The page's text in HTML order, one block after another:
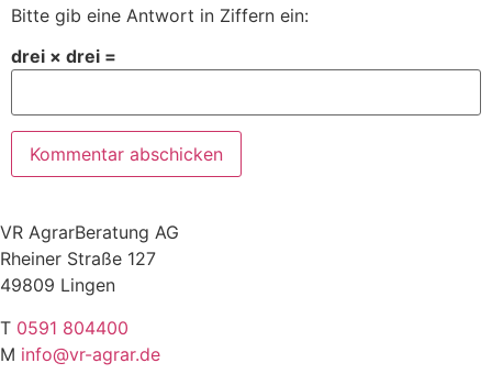
Bitte gib eine Antwort in Ziffern ein:
drei × drei =
VR AgrarBeratung AG
Rheiner Straße 127
49809 Lingen
T 0591 804400
M info@vr-agrar.de